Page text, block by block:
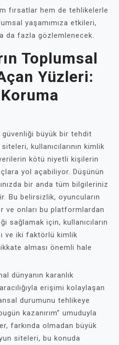
fırsatlar hem de tehlikelerle
yaşamımıza etkileri,
da fazla gözlemlenecek.
Toplumsal
Yüzleri:
büyük bir tehdit
kullanıcılarının kimlik
kötü niyetli kişilerin
yol açabiliyor. Düşünün
bir anda tüm bilgileriniz
Bu belirsizlik, oyuncuların
ve onları bu platformlardan
sağlamak için, kullanıcıların
ve iki faktörlü kimlik
alması önemli hale
dünyanın karanlık
erişimi kolaylaşan
durumunu tehlikeye
kazanırım” umuduyla
farkında olmadan büyük
siteleri, bu konuda